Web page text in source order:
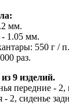
мм.
- 1.05 мм.
550 г /
раз.
9 изделий.
передние - 2,
- 2, сиденье